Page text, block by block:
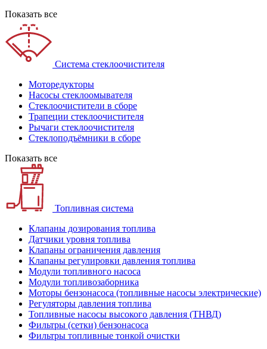
Показать все
Система стеклоочистителя
Моторедукторы
Насосы стеклоомывателя
Стеклоочистители в сборе
Трапеции стеклоочистителя
Рычаги стеклоочистителя
Стеклоподъёмники в сборе
Показать все
Топливная система
Клапаны дозирования топлива
Датчики уровня топлива
Клапаны ограничения давления
Клапаны регулировки давления топлива
Модули топливного насоса
Модули топливозаборника
Моторы бензонасоса (топливные насосы электрические)
Регуляторы давления топлива
Топливные насосы высокого давления (ТНВД)
Фильтры (сетки) бензонасоса
Фильтры топливные тонкой очистки